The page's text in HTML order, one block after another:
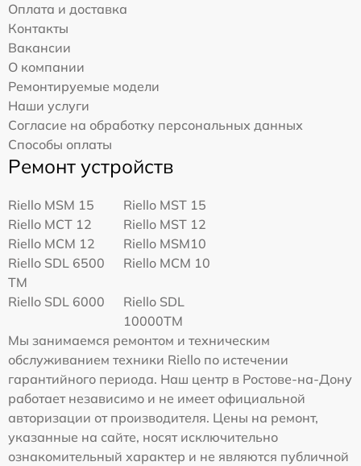
Оплата и доставка
Контакты
Вакансии
О компании
Ремонтируемые модели
Наши услуги
Согласие на обработку персональных данных
Способы оплаты
Ремонт устройств
Riello MSM 15
Riello MST 15
Riello MCT 12
Riello MST 12
Riello MCM 12
Riello MSM10
Riello SDL 6500
TM
Riello MCM 10
Riello SDL 6000
Riello SDL
10000TM
Мы занимаемся ремонтом и техническим
обслуживанием техники Riello по истечении
гарантийного периода. Наш центр в Ростове-на-Дону
работает независимо и не имеет официальной
авторизации от производителя. Цены на ремонт,
указанные на сайте, носят исключительно
ознакомительный характер и не являются публичной